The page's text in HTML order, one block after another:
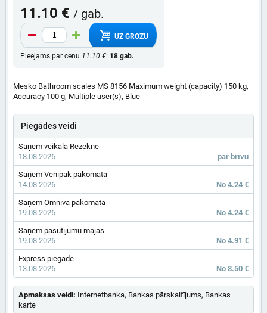
11.10 € / gab.
UZ GROZU
Pieejams par cenu 11.10 €: 18 gab.
Mesko Bathroom scales MS 8156 Maximum weight (capacity) 150 kg,
Accuracy 100 g, Multiple user(s), Blue
Piegādes veidi
Saņem veikalā Rēzekne
18.08.2026
par brīvu
Saņem Venipak pakomātā
14.08.2026
No 4.24 €
Saņem Omniva pakomātā
19.08.2026
No 4.24 €
Saņem pasūtījumu mājās
19.08.2026
No 4.91 €
Express piegāde
13.08.2026
No 8.50 €
Apmaksas veidi: Internetbanka, Bankas pārskaitījums, Bankas
karte